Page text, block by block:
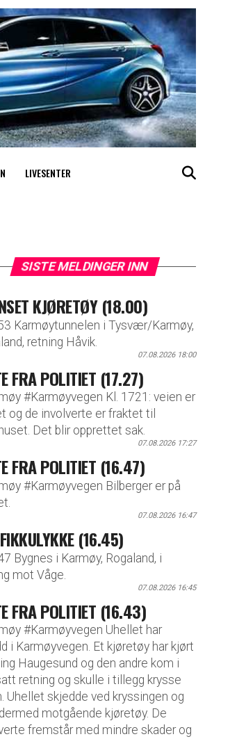
LIVESENTER
SISTE MELDINGER INN
KJØRETØY (18.00)
Karmøytunnelen i Tysvær/Karmøy,
retning Håvik.
07.08.2026 18:00
FRA POLITIET (17.27)
#Karmøyvegen Kl. 1721: veien er
og de involverte er fraktet til
Det blir opprettet sak.
07.08.2026 17:27
FRA POLITIET (16.47)
#Karmøyvegen Bilberger er på
07.08.2026 16:47
(16.45)
Bygnes i Karmøy, Rogaland, i
mot Våge.
07.08.2026 16:45
FRA POLITIET (16.43)
#Karmøyvegen Uhellet har
i Karmøyvegen. Et kjøretøy har kjørt
Haugesund og den andre kom i
retning og skulle i tillegg krysse
Uhellet skjedde ved kryssingen og
motgående kjøretøy. De
fremstår med mindre skader og